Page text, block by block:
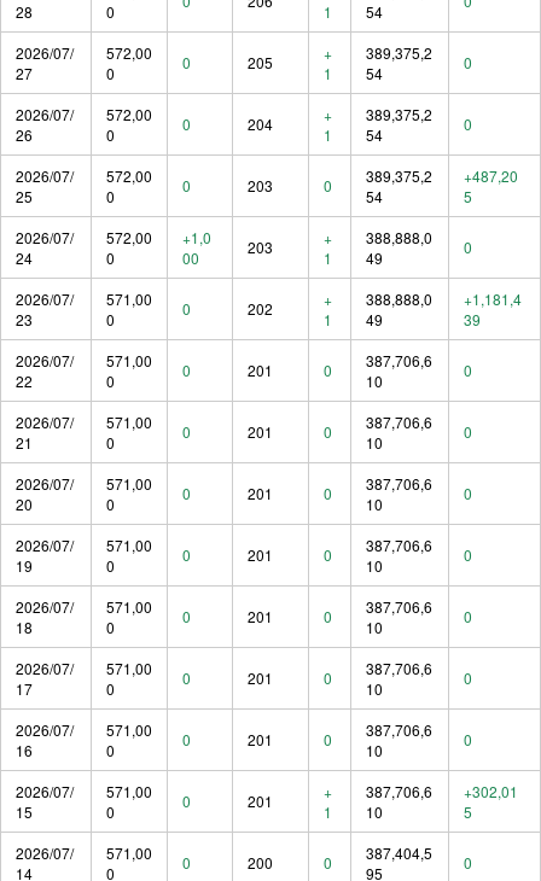
28
0
1
54
2026/07/
27
572,00
0
0 205
+
1
389,375,2
54
0
2026/07/
26
572,00
0
0 204
+
1
389,375,2
54
0
2026/07/
25
572,00
0
0 203 0
389,375,2
54
+487,20
5
2026/07/
24
572,00
0
+1,0
00
203
+
1
388,888,0
49
0
2026/07/
23
571,00
0
0 202
+
1
388,888,0
49
+1,181,4
39
2026/07/
22
571,00
0
0 201 0
387,706,6
10
0
2026/07/
21
571,00
0
0 201 0
387,706,6
10
0
2026/07/
20
571,00
0
0 201 0
387,706,6
10
0
2026/07/
19
571,00
0
0 201 0
387,706,6
10
0
2026/07/
18
571,00
0
0 201 0
387,706,6
10
0
2026/07/
17
571,00
0
0 201 0
387,706,6
10
0
2026/07/
16
571,00
0
0 201 0
387,706,6
10
0
2026/07/
15
571,00
0
0 201
+
1
387,706,6
10
+302,01
5
2026/07/
14
571,00
0
0 200 0
387,404,5
95
0